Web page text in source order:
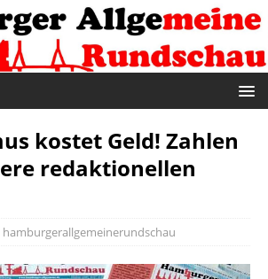
kostet Geld! Zahlen
redaktionellen
hamburgerallgemeinerundschau